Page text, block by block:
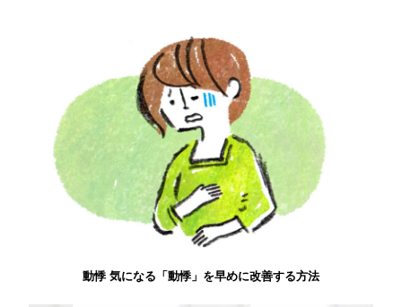
動悸 気になる「動悸」を早めに改善する方法